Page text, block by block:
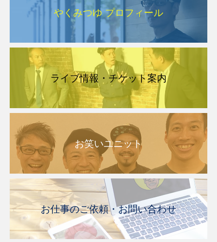
やくみつゆ プロフィール
ライブ情報・チケット案内
お笑いユニット
お仕事のご依頼・お問い合わせ